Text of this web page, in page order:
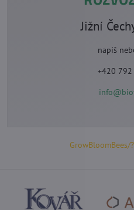
Jižní
napiš
+420
GrowBloomBees/